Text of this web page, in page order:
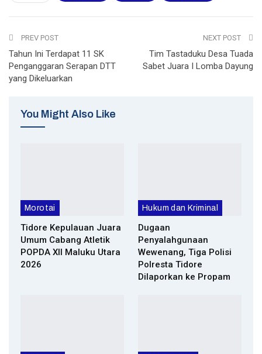
PREV POST
Tahun Ini Terdapat 11 SK
Penganggaran Serapan DTT
yang Dikeluarkan
NEXT POST
Tim Tastaduku Desa Tuada
Sabet Juara I Lomba Dayung
You Might Also Like
Morotai
Tidore Kepulauan Juara
Umum Cabang Atletik
POPDA XII Maluku Utara
2026
Hukum dan Kriminal
Dugaan
Penyalahgunaan
Wewenang, Tiga Polisi
Polresta Tidore
Dilaporkan ke Propam